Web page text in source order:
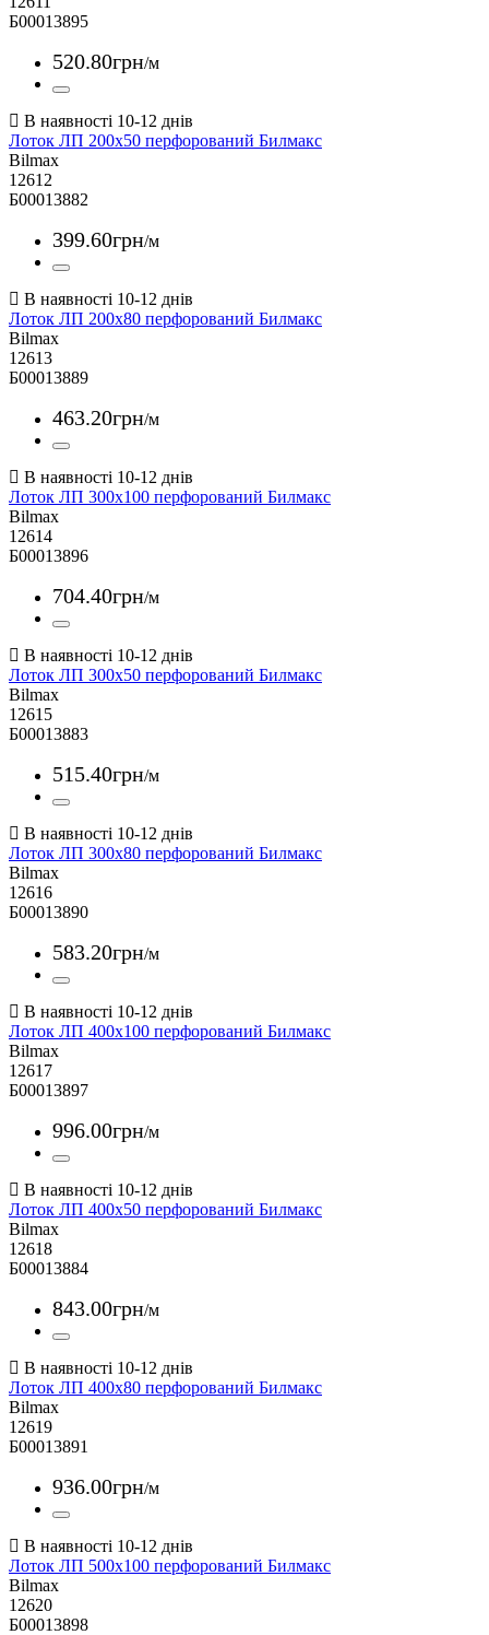
Б00013895
520.80грн/м
Лоток ЛП 200х50 перфорований Билмакс
Bilmax
12612
Б00013882
399.60грн/м
Лоток ЛП 200х80 перфорований Билмакс
Bilmax
12613
Б00013889
463.20грн/м
Лоток ЛП 300х100 перфорований Билмакс
Bilmax
12614
Б00013896
704.40грн/м
Лоток ЛП 300х50 перфорований Билмакс
Bilmax
12615
Б00013883
515.40грн/м
Лоток ЛП 300х80 перфорований Билмакс
Bilmax
12616
Б00013890
583.20грн/м
Лоток ЛП 400х100 перфорований Билмакс
Bilmax
12617
Б00013897
996.00грн/м
Лоток ЛП 400х50 перфорований Билмакс
Bilmax
12618
Б00013884
843.00грн/м
Лоток ЛП 400х80 перфорований Билмакс
Bilmax
12619
Б00013891
936.00грн/м
Лоток ЛП 500х100 перфорований Билмакс
Bilmax
12620
Б00013898